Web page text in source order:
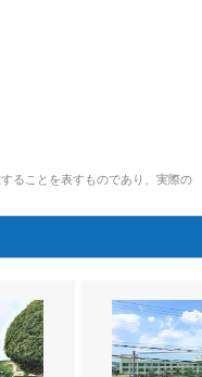
ることを表すものであり、実際の